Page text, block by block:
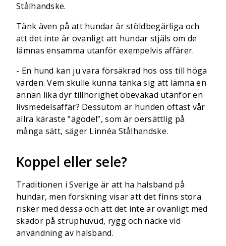
Stålhandske.
Tänk även på att hundar är stöldbegärliga och
att det inte är ovanligt att hundar stjäls om de
lämnas ensamma utanför exempelvis affärer.
- En hund kan ju vara försäkrad hos oss till höga
värden. Vem skulle kunna tänka sig att lämna en
annan lika dyr tillhörighet obevakad utanför en
livsmedelsaffär? Dessutom är hunden oftast vår
allra käraste ”ägodel”, som är oersättlig på
många sätt, säger Linnéa Stålhandske.
Koppel eller sele?
Traditionen i Sverige är att ha halsband på
hundar, men forskning visar att det finns stora
risker med dessa och att det inte är ovanligt med
skador på struphuvud, rygg och nacke vid
användning av halsband.